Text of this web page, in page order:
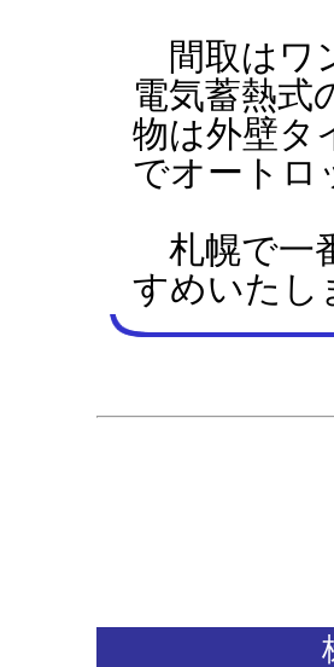
間取はワ
電気蓄熱式
物は外壁タ
でオートロ
札幌で一
すめいたし